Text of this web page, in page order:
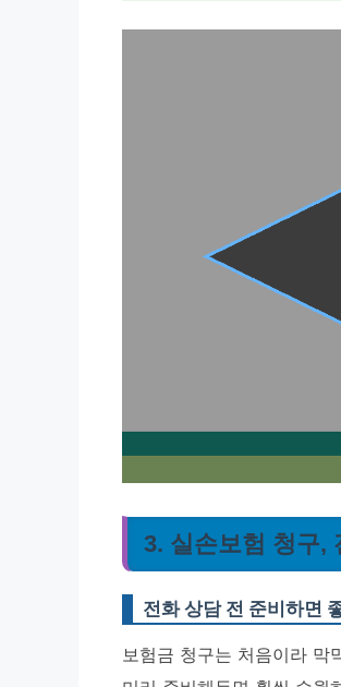
3. 실손보험 청구,
전화 상담 전 준비하면
보험금 청구는 처음이라 막